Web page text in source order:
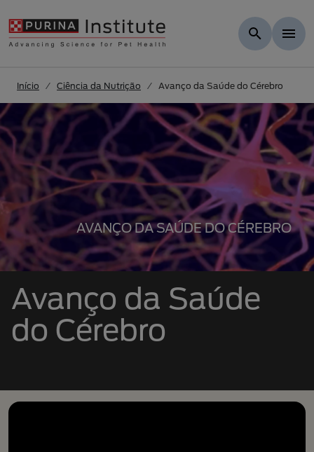
Início Ciência da Nutrição Avanço da Saúde do Cérebro
AVANÇO DA SAÚDE DO CÉREBRO
Avanço da Saúde
do Cérebro